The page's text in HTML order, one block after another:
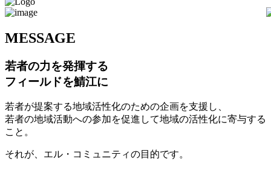
MESSAGE
若者の力を発揮する
フィールドを鯖江に
若者が提案する地域活性化のための企画を支援し、
若者の地域活動への参加を促進して地域の活性化に寄与する
こと。
それが、エル・コミュニティの目的です。